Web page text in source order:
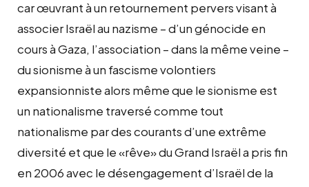
car œuvrant à un retournement pervers visant à
associer Israël au nazisme – d’un génocide en
cours à Gaza, l’association – dans la même veine –
du sionisme à un fascisme volontiers
expansionniste alors même que le sionisme est
un nationalisme traversé comme tout
nationalisme par des courants d’une extrême
diversité et que le «rêve» du Grand Israël a pris fin
en 2006 avec le désengagement d’Israël de la